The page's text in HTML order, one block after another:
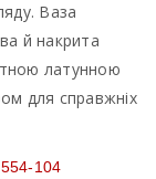
Ваза
й накрита
латунною
для справжніх
104